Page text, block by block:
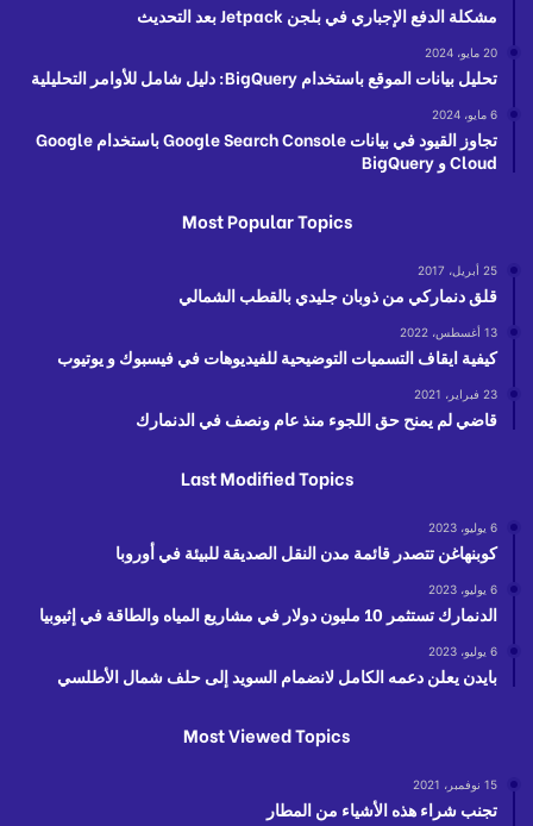
مشكلة الدفع الإجباري في بلجن Jetpack بعد التحديث
20 مايو، 2024
تحليل بيانات الموقع باستخدام BigQuery: دليل شامل للأوامر التحليلية
6 مايو، 2024
تجاوز القيود في بيانات Google Search Console باستخدام Google
Cloud و BigQuery
Most Popular Topics
25 أبريل، 2017
قلق دنماركي من ذوبان جليدي بالقطب الشمالي
13 أغسطس، 2022
كيفية ايقاف التسميات التوضيحية للفيديوهات في فيسبوك و يوتيوب
23 فبراير، 2021
قاضي لم يمنح حق اللجوء منذ عام ونصف في الدنمارك
Last Modified Topics
6 يوليو، 2023
كوبنهاغن تتصدر قائمة مدن النقل الصديقة للبيئة في أوروبا
6 يوليو، 2023
الدنمارك تستثمر 10 مليون دولار في مشاريع المياه والطاقة في إثيوبيا
6 يوليو، 2023
بايدن يعلن دعمه الكامل لانضمام السويد إلى حلف شمال الأطلسي
Most Viewed Topics
15 نوفمبر، 2021
تجنب شراء هذه الأشياء من المطار